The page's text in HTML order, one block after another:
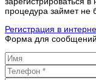
процедура займет не
Регистрация в
Форма для сообщений